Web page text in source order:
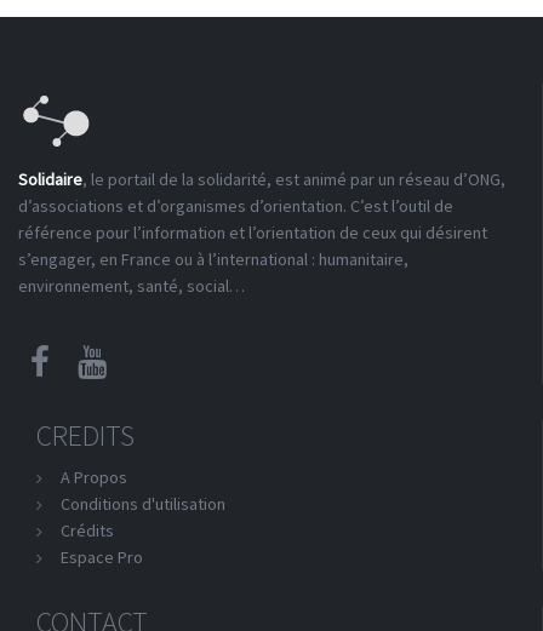
Solidaire, le portail de la solidarité, est animé par un réseau d’ONG,
d’associations et d’organismes d’orientation. C’est l’outil de
référence pour l’information et l’orientation de ceux qui désirent
s’engager, en France ou à l’international : humanitaire,
environnement, santé, social…
CREDITS
A Propos
Conditions d'utilisation
Crédits
Espace Pro
CONTACT